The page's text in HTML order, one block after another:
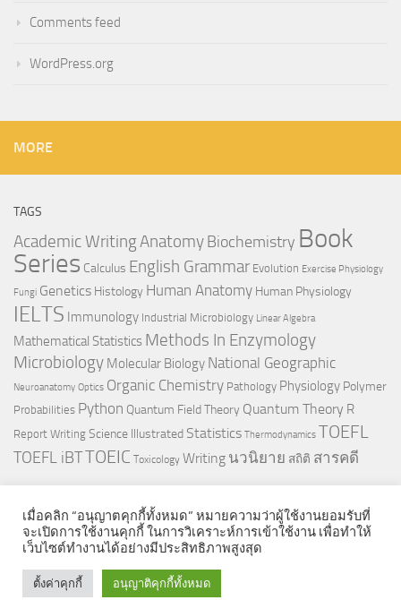
Comments feed
WordPress.org
MORE
TAGS
Academic WritingAnatomy Biochemistry Book
Series Calculus English Grammar Evolution Exercise Physiology
Fungi Genetics Histology Human Anatomy Human Physiology
IELTS Immunology Industrial Microbiology Linear Algebra
Mathematical Statistics Methods In Enzymology
Microbiology Molecular Biology National Geographic
Neuroanatomy Optics Organic Chemistry Pathology Physiology Polymer
Probabilities Python Quantum Field Theory Quantum Theory R
Report Writing Science Illustrated Statistics Thermodynamics TOEFL
TOEFL iBTTOEIC Toxicology Writing นวนิยาย สถิติ สารคดี
© 2026. All Rights Reserved.
เมื่อคลิก “อนุญาตคุกกี้ทั้งหมด” หมายความว่าผู้ใช้งานยอมรับที่
จะเปิดการใช้งานคุกกี้ ในการวิเคราะห์การเข้าใช้งาน เพื่อทำให้
เว็บไซต์ทำงานได้อย่างมีประสิทธิภาพสูงสุด
ตั้งค่าคุกกี้ อนุญาติคุกกี้ทั้งหมด